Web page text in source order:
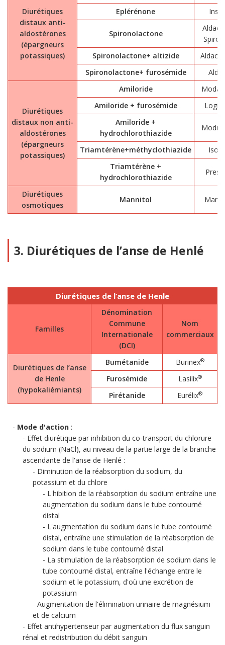
Diurétiques
distaux anti-
aldostérones
(épargneurs
potassiques)
Eplérénone
Spironolactone
Spironolactone+ altizide
Spironolactone+ furosémide
Diurétiques
distaux non anti-
aldostérones
(épargneurs
potassiques)
Amiloride
Amiloride + furosémide
Amiloride +
hydrochlorothiazide
Triamtérène+méthyclothiazide
Triamtérène +
hydrochlorothiazide
Diurétiques
osmotiques
Mannitol
3. Diurétiques de l’anse de Henlé
Diurétiques de l’anse de Henle
Familles
Dénomination
Commune
Internationale
(DCI)
Nom
commerciaux
Diurétiques de l’anse
de Henle
(hypokaliémiants)
Bumétanide Burinex®
Furosémide Lasilix®
Pirétanide Eurélix®
Mode d'action :
Effet diurétique par inhibition du co-transport du chlorure
du sodium (NaCl), au niveau de la partie large de la branche
ascendante de l'anse de Henlé :
Diminution de la réabsorption du sodium, du
potassium et du chlore
L'hibition de la réabsorption du sodium entraîne une
augmentation du sodium dans le tube contourné
distal
L'augmentation du sodium dans le tube contourné
distal, entraîne une stimulation de la réabsorption de
sodium dans le tube contourné distal
La stimulation de la réabsorption de sodium dans le
tube contourné distal, entraîne l'échange entre le
sodium et le potassium, d'où une excrétion de
potassium
Augmentation de l'élimination urinaire de magnésium
et de calcium
Effet antihypertenseur par augmentation du flux sanguin
rénal et redistribution du débit sanguin